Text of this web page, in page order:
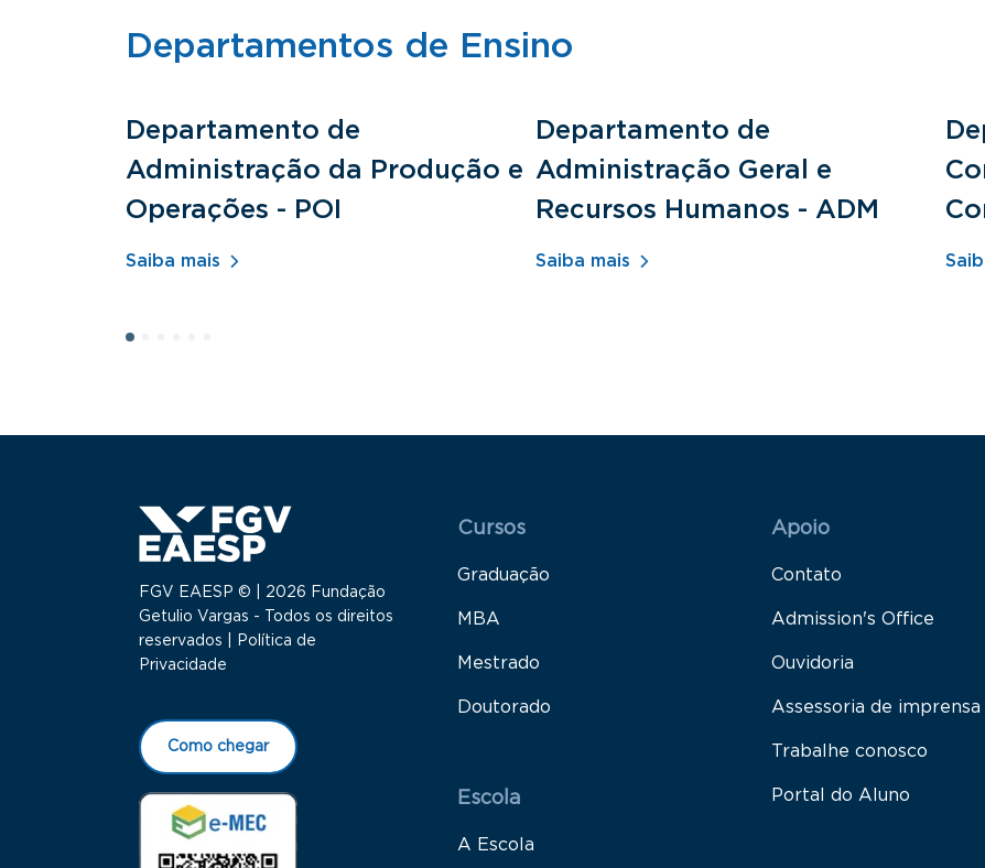
Departamentos de Ensino
Departamento de
Administração da Produção e
Operações - POI
Saiba mais
Departamento de
Administração Geral e
Recursos Humanos - ADM
Saiba mais
FGV EAESP © | 2026 Fundação
Getulio Vargas - Todos os direitos
reservados |
Política de
Privacidade
Como chegar
Menu Rodapé 1
Cursos
Graduação
MBA
Mestrado
Doutorado
Escola
A Escola
Rodapé 2
Apoio
Contato
Admission's Office
Ouvidoria
Assessoria de imprensa
Trabalhe conosco
Portal do Aluno